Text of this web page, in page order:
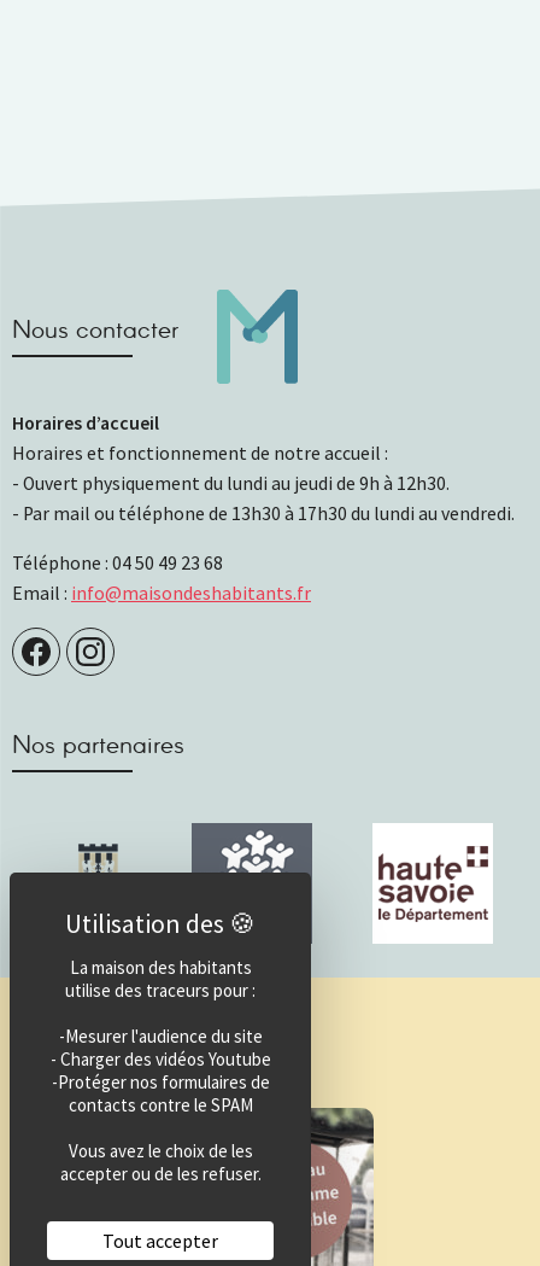
Nous contacter
Horaires d’accueil
Horaires et fonctionnement de notre accueil :
- Ouvert physiquement du lundi au jeudi de 9h à 12h30.
- Par mail ou téléphone de 13h30 à 17h30 du lundi au vendredi.
Téléphone : 04 50 49 23 68
Email : info@maisondeshabitants.fr
Nos partenaires
Guide des activités
La maison des habitants
utilise des traceurs pour :
-Mesurer l'audience du site
- Charger des vidéos Youtube
-Protéger nos formulaires de
contacts contre le SPAM
Vous avez le choix de les
accepter ou de les refuser.
Tout accepter